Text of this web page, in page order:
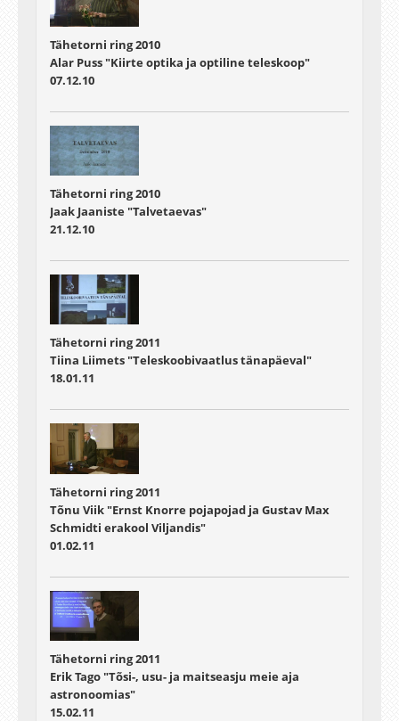
Tähetorni ring 2010
Alar Puss "Kiirte optika ja optiline teleskoop"
07.12.10
Tähetorni ring 2010
Jaak Jaaniste "Talvetaevas"
21.12.10
Tähetorni ring 2011
Tiina Liimets "Teleskoobivaatlus tänapäeval"
18.01.11
Tähetorni ring 2011
Tõnu Viik "Ernst Knorre pojapojad ja Gustav Max
Schmidti erakool Viljandis"
01.02.11
Tähetorni ring 2011
Erik Tago "Tõsi-, usu- ja maitseasju meie aja
astronoomias"
15.02.11